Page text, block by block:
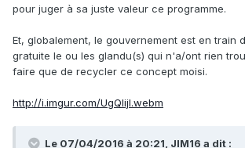
pour juger à sa juste valeur ce programme.
Et, globalement, le gouvernement est en train
gratuite le ou les glandu(s) qui n'a/ont rien
faire que de recycler ce concept moisi.
http://i.imgur.com/UgQlijI.webm
Le 07/04/2016 à 20:21, JIM16 a dit :